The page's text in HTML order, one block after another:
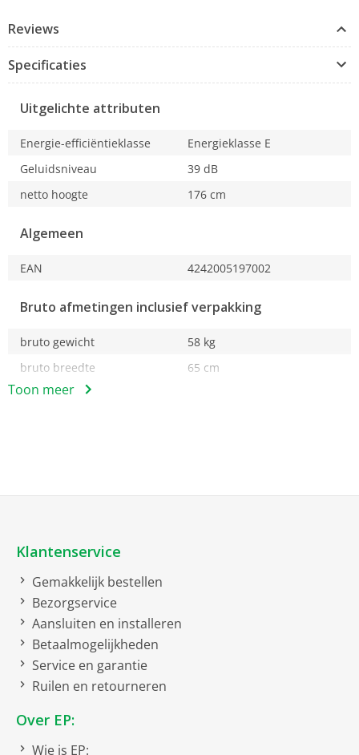
geluid verdubbelt namelijk bij elke 3 decibel en een stille
open keuken wilt plaatsen. Het geluidsniveau van deze
Bosch KGV332WEA Serie 4 koelvriescombinatie is met 39
dB normaal.
Reviews
Specificaties
Uitgelichte attributen
Energie-efficiëntieklasse
Energieklasse E
Geluidsniveau
39 dB
netto hoogte
176 cm
Algemeen
EAN 4242005197002
Bruto afmetingen inclusief verpakking
bruto gewicht
58 kg
bruto breedte
65 cm
bruto hoogte
Digitale
Constructie
Vriesgedeelte onder
Draairichting deur
Verwisselbare
deurophanging
EU21 EU-label koelapparatuur 2019/2016
Energie-efficiëntieklasse
Toon meer
Klantenservice
Gemakkelijk bestellen
Bezorgservice
Aansluiten en installeren
Betaalmogelijkheden
Service en garantie
Ruilen en retourneren
Over EP:
Wie is EP: